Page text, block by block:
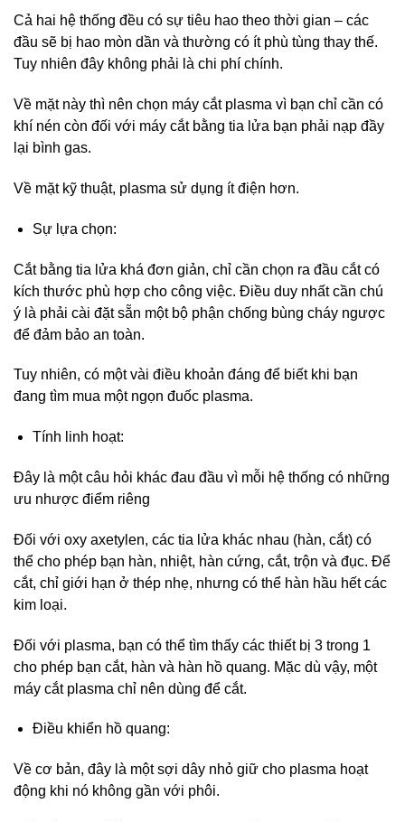
Cả hai hệ thống đều có sự tiêu hao theo thời gian – các
đầu sẽ bị hao mòn dần và thường có ít phù tùng thay thế.
Tuy nhiên đây không phải là chi phí chính.
Về mặt này thì nên chọn máy cắt plasma vì bạn chỉ cần có
khí nén còn đối với máy cắt bằng tia lửa bạn phải nạp đầy
lại bình gas.
Về mặt kỹ thuật, plasma sử dụng ít điện hơn.
Sự lựa chọn:
Cắt bằng tia lửa khá đơn giản, chỉ cần chọn ra đầu cắt có
kích thước phù hợp cho công việc. Điều duy nhất cần chú
ý là phải cài đặt sẵn một bộ phận chống bùng cháy ngược
để đảm bảo an toàn.
Tuy nhiên, có một vài điều khoản đáng để biết khi bạn
đang tìm mua một ngọn đuốc plasma.
Tính linh hoạt:
Đây là một câu hỏi khác đau đầu vì mỗi hệ thống có những
ưu nhược điểm riêng
Đối với oxy axetylen, các tia lửa khác nhau (hàn, cắt) có
thể cho phép bạn hàn, nhiệt, hàn cứng, cắt, trộn và đục. Để
cắt, chỉ giới hạn ở thép nhẹ, nhưng có thể hàn hầu hết các
kim loại.
Đối với plasma, bạn có thể tìm thấy các thiết bị 3 trong 1
cho phép bạn cắt, hàn và hàn hồ quang. Mặc dù vậy, một
máy cắt plasma chỉ nên dùng để cắt.
Điều khiển hồ quang:
Về cơ bản, đây là một sợi dây nhỏ giữ cho plasma hoạt
động khi nó không gần với phôi.